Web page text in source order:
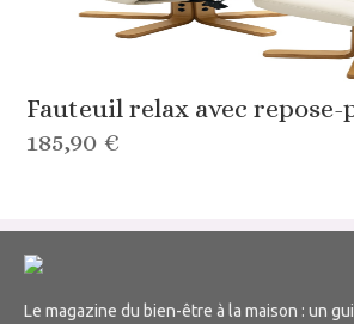
Fauteuil relax avec
185,90 €
Le magazine du bien-être à la maison : un